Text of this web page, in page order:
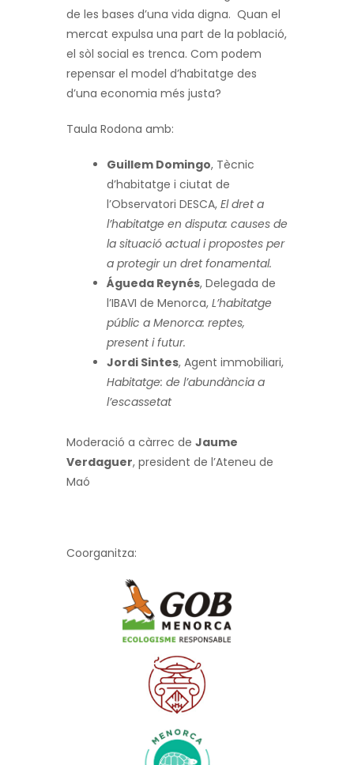
de les bases d’una vida digna. Quan el
mercat expulsa una part de la població,
el sòl social es trenca. Com podem
repensar el model d’habitatge des
d’una economia més justa?
Taula Rodona amb:
Guillem Domingo, Tècnic
d’habitatge i ciutat de
l’Observatori DESCA, El dret a
l’habitatge en disputa: causes de
la situació actual i propostes per
a protegir un dret fonamental.
Águeda Reynés, Delegada de
l’IBAVI de Menorca, L’habitatge
públic a Menorca: reptes,
present i futur.
Jordi Sintes, Agent immobiliari,
Habitatge: de l’abundància a
l’escassetat
Moderació a càrrec de Jaume
Verdaguer, president de l’Ateneu de
Maó
Coorganitza: